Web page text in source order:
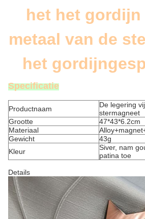
het het
metaal van de
het
Specificatie
Productnaam
De legering
stermagneet
Grootte
47*43*6.2cm
Materiaal
Gewicht
43g
Kleur
Siver, nam
patina toe
Details